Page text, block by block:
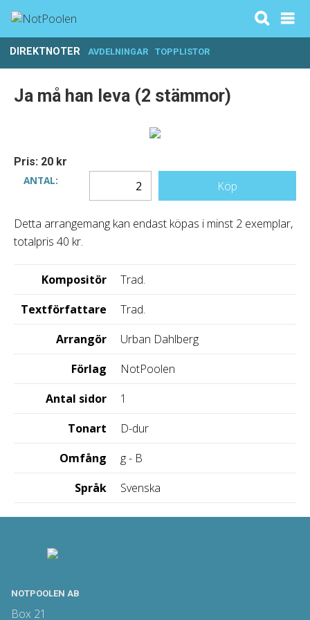
DIREKTNOTER AVDELNINGAR TOPPLISTOR
Ja må han leva (2 stämmor)
Pris: 20 kr
ANTAL:
Köp
Detta arrangemang kan endast köpas i minst 2 exemplar,
totalpris 40 kr.
Kompositör
Trad.
Textförfattare
Trad.
Arrangör
Urban Dahlberg
Förlag
NotPoolen
Antal sidor
1
Tonart
D-dur
Omfång
g - B
Språk
Svenska
NOTPOOLEN AB
Box 21